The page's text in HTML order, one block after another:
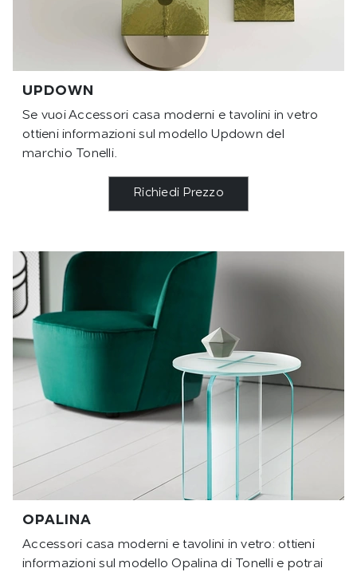
UPDOWN
Se vuoi Accessori casa moderni e tavolini in vetro
ottieni informazioni sul modello Updown del
marchio Tonelli.
Richiedi Prezzo
OPALINA
Accessori casa moderni e tavolini in vetro: ottieni
informazioni sul modello Opalina di Tonelli e potrai